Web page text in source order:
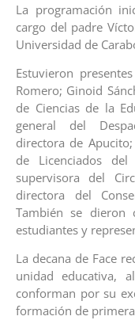
La programación
cargo del padre
Universidad de
Estuvieron
Romero; Ginoid
de Ciencias de la
general del
directora de
de Licenciados del
supervisora del
directora del
También se dieron
estudiantes y
La decana de Face
unidad educativa,
conforman por su
formación de